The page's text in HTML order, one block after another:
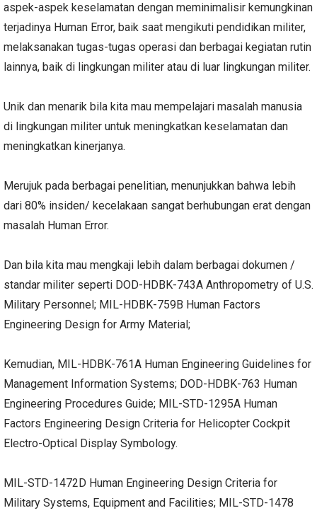
aspek-aspek keselamatan dengan meminimalisir kemungkinan
terjadinya Human Error, baik saat mengikuti pendidikan militer,
melaksanakan tugas-tugas operasi dan berbagai kegiatan rutin
lainnya, baik di lingkungan militer atau di luar lingkungan militer.
Unik dan menarik bila kita mau mempelajari masalah manusia
di lingkungan militer untuk meningkatkan keselamatan dan
meningkatkan kinerjanya.
Merujuk pada berbagai penelitian, menunjukkan bahwa lebih
dari 80% insiden/ kecelakaan sangat berhubungan erat dengan
masalah Human Error.
Dan bila kita mau mengkaji lebih dalam berbagai dokumen /
standar militer seperti DOD-HDBK-743A Anthropometry of U.S.
Military Personnel; MIL-HDBK-759B Human Factors
Engineering Design for Army Material;
Kemudian, MIL-HDBK-761A Human Engineering Guidelines for
Management Information Systems; DOD-HDBK-763 Human
Engineering Procedures Guide; MIL-STD-1295A Human
Factors Engineering Design Criteria for Helicopter Cockpit
Electro-Optical Display Symbology.
MIL-STD-1472D Human Engineering Design Criteria for
Military Systems, Equipment and Facilities; MIL-STD-1478